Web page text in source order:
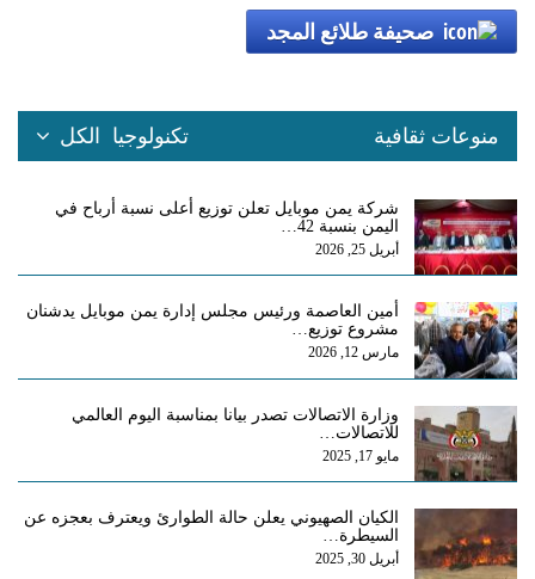
صحيفة طلائع المجد
الكل منوعات ثقافية تكنولوجيا
شركة يمن موبايل تعلن توزيع أعلى نسبة أرباح في
اليمن بنسبة 42…
أبريل 25, 2026
أمين العاصمة ورئيس مجلس إدارة يمن موبايل يدشنان
مشروع توزيع…
مارس 12, 2026
وزارة الاتصالات تصدر بيانا بمناسبة اليوم العالمي
للاتصالات…
مايو 17, 2025
الكيان الصهيوني يعلن حالة الطوارئ ويعترف بعجزه عن
السيطرة…
أبريل 30, 2025